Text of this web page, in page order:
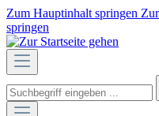
Zum Hauptinhalt springen
springen